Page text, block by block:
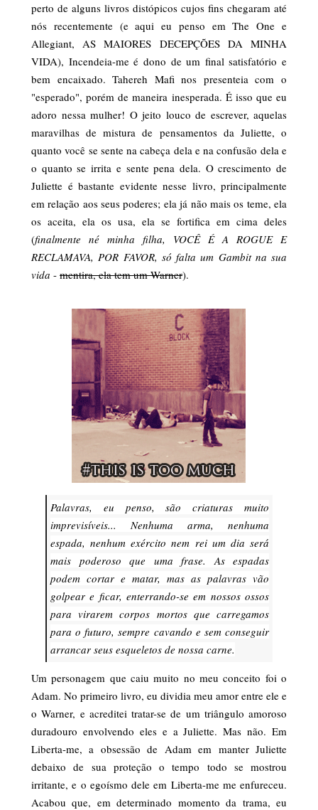
perto de alguns livros distópicos cujos fins chegaram até
nós recentemente (e aqui eu penso em The One e
Allegiant, AS MAIORES DECEPÇÕES DA MINHA
VIDA), Incendeia-me é dono de um final satisfatório e
bem encaixado. Tahereh Mafi nos presenteia com o
"esperado", porém de maneira inesperada. É isso que eu
adoro nessa mulher! O jeito louco de escrever, aquelas
maravilhas de mistura de pensamentos da Juliette, o
quanto você se sente na cabeça dela e na confusão dela e
o quanto se irrita e sente pena dela. O crescimento de
Juliette é bastante evidente nesse livro, principalmente
em relação aos seus poderes; ela já não mais os teme, ela
os aceita, ela os usa, ela se fortifica em cima deles
(finalmente né minha filha, VOCÊ É A ROGUE E
RECLAMAVA, POR FAVOR, só falta um Gambit na sua
vida - mentira, ela tem um Warner).
Palavras, eu penso, são criaturas muito
imprevisíveis... Nenhuma arma, nenhuma
espada, nenhum exército nem rei um dia será
mais poderoso que uma frase. As espadas
podem cortar e matar, mas as palavras vão
golpear e ficar, enterrando-se em nossos ossos
para virarem corpos mortos que carregamos
para o futuro, sempre cavando e sem conseguir
arrancar seus esqueletos de nossa carne.
Um personagem que caiu muito no meu conceito foi o
Adam. No primeiro livro, eu dividia meu amor entre ele e
o Warner, e acreditei tratar-se de um triângulo amoroso
duradouro envolvendo eles e a Juliette. Mas não. Em
Liberta-me, a obsessão de Adam em manter Juliette
debaixo de sua proteção o tempo todo se mostrou
irritante, e o egoísmo dele em Liberta-me me enfureceu.
Acabou que, em determinado momento da trama, eu